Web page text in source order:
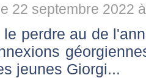
22 septembre 2022
le perdre au de
jeunes Giorgi...